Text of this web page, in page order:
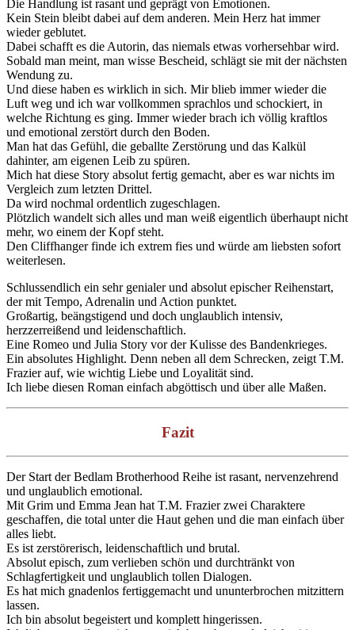
Die Handlung ist rasant und geprägt von Emotionen.
Kein Stein bleibt dabei auf dem anderen. Mein Herz hat immer
wieder geblutet.
Dabei schafft es die Autorin, das niemals etwas vorhersehbar wird.
Sobald man meint, man wisse Bescheid, schlägt sie mit der nächsten
Wendung zu.
Und diese haben es wirklich in sich. Mir blieb immer wieder die
Luft weg und ich war vollkommen sprachlos und schockiert, in
welche Richtung es ging. Immer wieder brach ich völlig kraftlos
und emotional zerstört durch den Boden.
Man hat das Gefühl, die geballte Zerstörung und das Kalkül
dahinter, am eigenen Leib zu spüren.
Mich hat diese Story absolut fertig gemacht, aber es war nichts im
Vergleich zum letzten Drittel.
Da wird nochmal ordentlich zugeschlagen.
Plötzlich wandelt sich alles und man weiß eigentlich überhaupt nicht
mehr, wo einem der Kopf steht.
Den Cliffhanger finde ich extrem fies und würde am liebsten sofort
weiterlesen.
Schlussendlich ein sehr genialer und absolut epischer Reihenstart,
der mit Tempo, Adrenalin und Action punktet.
Großartig, beängstigend und doch unglaublich intensiv,
herzzerreißend und leidenschaftlich.
Eine Romeo und Julia Story vor der Kulisse des Bandenkrieges.
Ein absolutes Highlight. Denn neben all dem Schrecken, zeigt T.M.
Frazier auf, wie wichtig Liebe und Loyalität sind.
Ich liebe diesen Roman einfach abgöttisch und über alle Maßen.
Fazit
Der Start der Bedlam Brotherhood Reihe ist rasant, nervenzehrend
und unglaublich emotional.
Mit Grim und Emma Jean hat T.M. Frazier zwei Charaktere
geschaffen, die total unter die Haut gehen und die man einfach über
alles liebt.
Es ist zerstörerisch, leidenschaftlich und brutal.
Absolut episch, zum verlieben schön und durchtränkt von
Schlagfertigkeit und unglaublich tollen Dialogen.
Es hat mich gnadenlos fertiggemacht und ununterbrochen mitzittern
lassen.
Ich bin absolut begeistert und komplett hingerissen.